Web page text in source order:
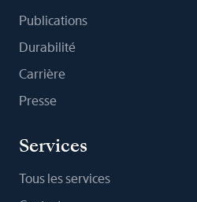
Publications
Durabilité
Carrière
Presse
Services
Tous les services